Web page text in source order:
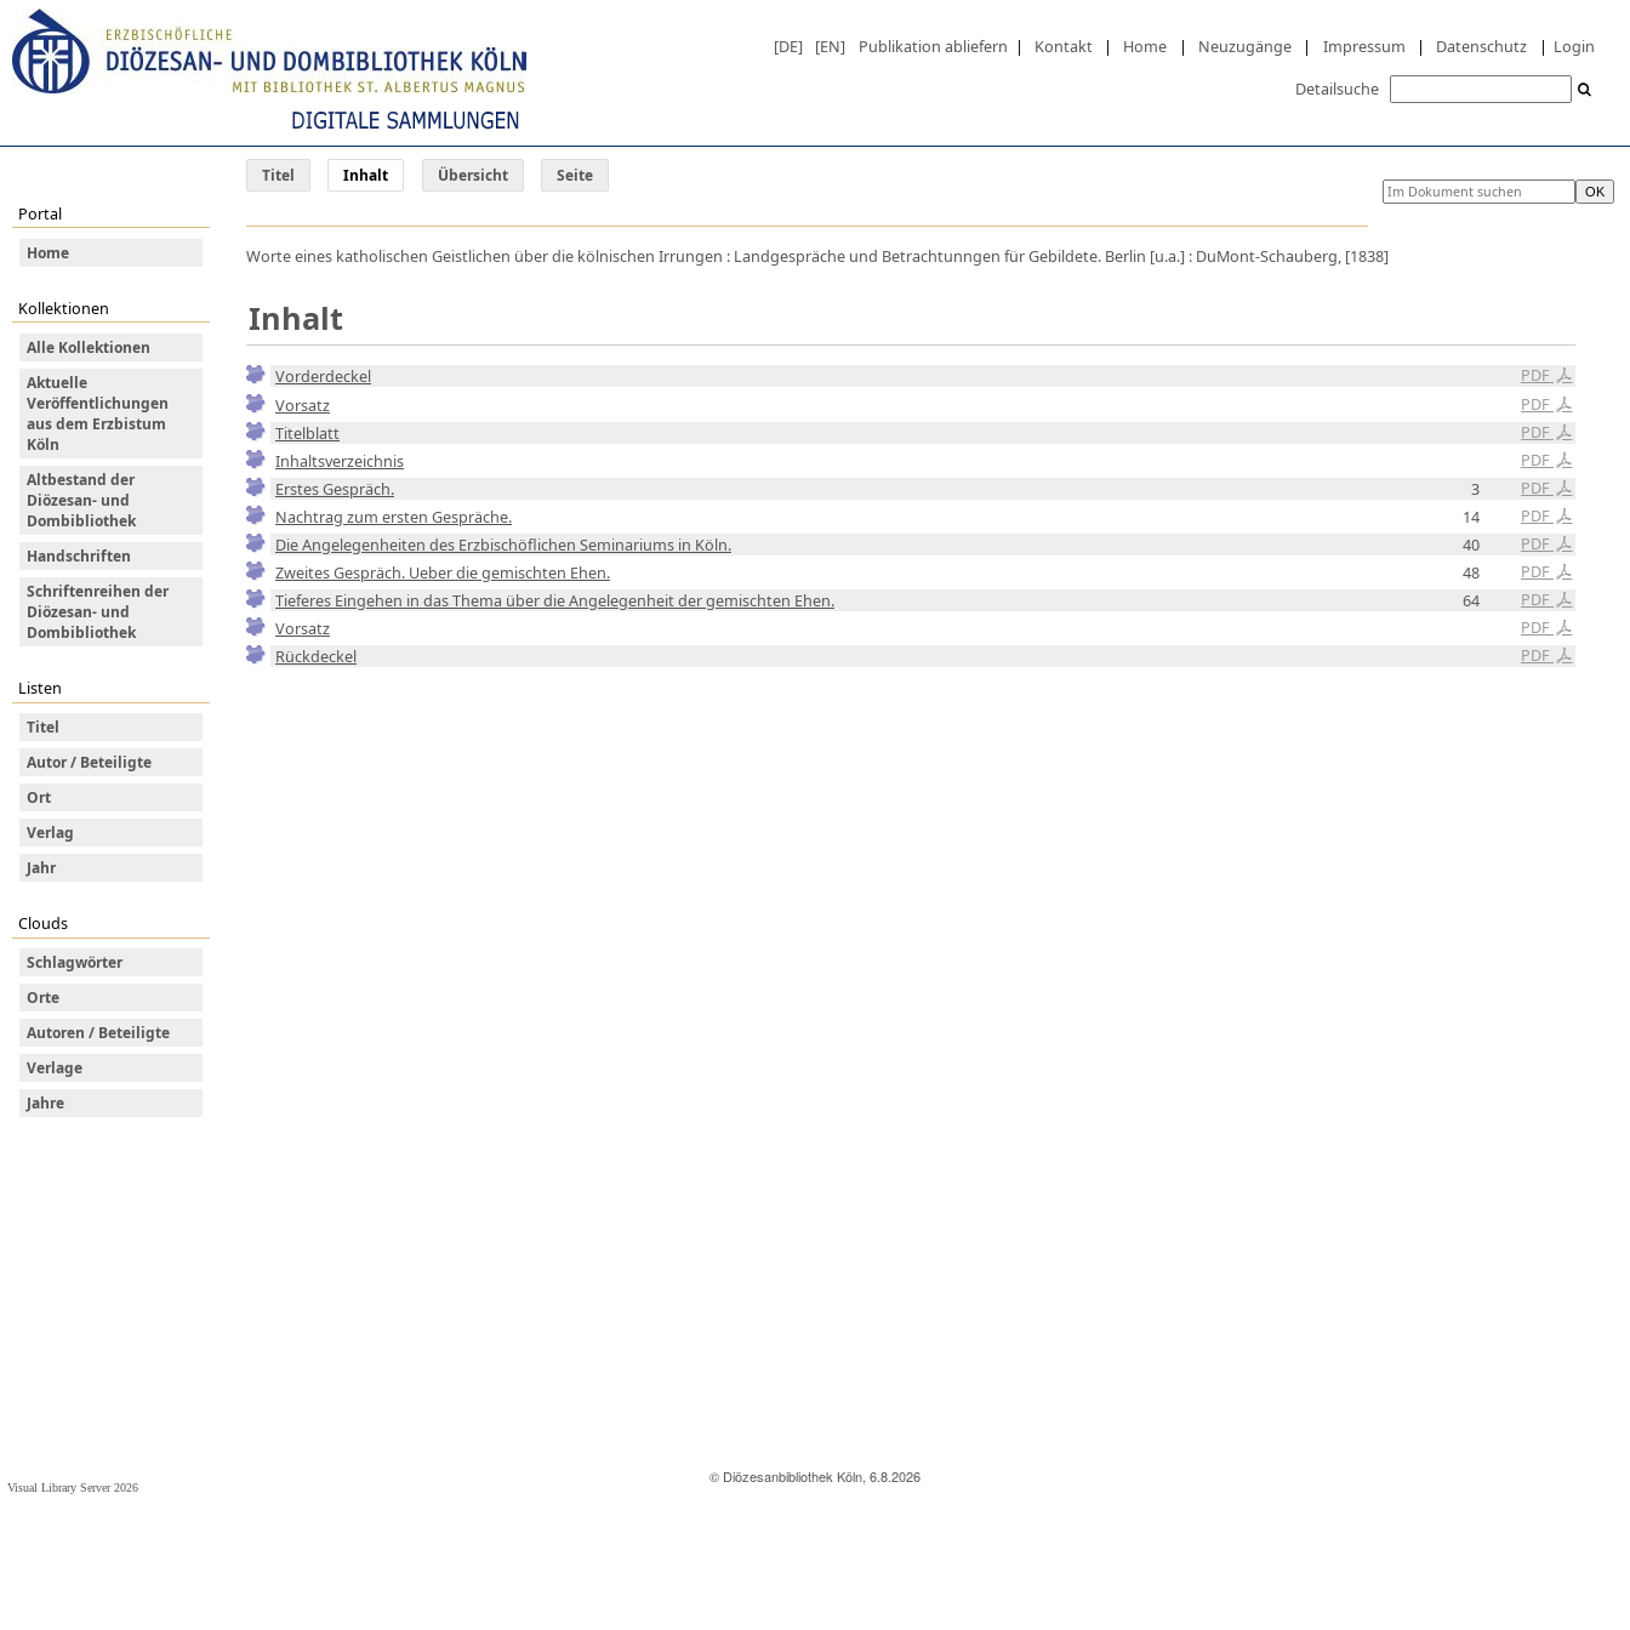
© Diözesanbibliothek Köln, 6.8.2026
Visual Library Server 2026
[DE] [EN] Publikation abliefern | Kontakt | Home | Neuzugänge | Impressum | Datenschutz | Login
Detailsuche
Titel Inhalt Übersicht Seite
Portal
Home
Kollektionen
Alle Kollektionen
Aktuelle
Veröffentlichungen
aus dem Erzbistum
Köln
Altbestand der
Diözesan- und
Dombibliothek
Handschriften
Schriftenreihen der
Diözesan- und
Dombibliothek
Listen
Titel
Autor / Beteiligte
Ort
Verlag
Jahr
Clouds
Schlagwörter
Orte
Autoren / Beteiligte
Verlage
Jahre
Worte eines katholischen Geistlichen über die kölnischen Irrungen : Landgespräche und Betrachtunngen für Gebildete. Berlin [u.a.] : DuMont-Schauberg, [1838]
Inhalt
PDF
Vorderdeckel
PDF
Vorsatz
PDF
Titelblatt
PDF
Inhaltsverzeichnis
PDF
3
Erstes Gespräch.
PDF
14
Nachtrag zum ersten Gespräche.
PDF
40
Die Angelegenheiten des Erzbischöflichen Seminariums in Köln.
PDF
48
Zweites Gespräch. Ueber die gemischten Ehen.
PDF
64
Tieferes Eingehen in das Thema über die Angelegenheit der gemischten Ehen.
PDF
Vorsatz
PDF
Rückdeckel